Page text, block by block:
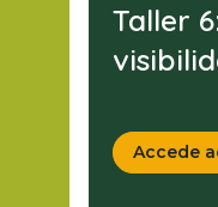
Taller
Accede